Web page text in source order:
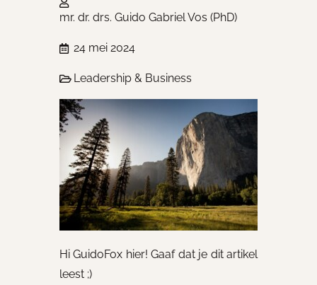
mr. dr. drs. Guido Gabriel Vos (PhD)
24 mei 2024
Leadership & Business
Hi GuidoFox hier! Gaaf dat je dit artikel
leest ;)